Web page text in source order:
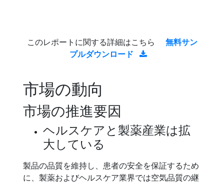
このレポートに関する詳細はこちら
無料サン
プルダウンロード
市場の動向
市場の推進要因
ヘルスケアと製薬産業は拡
大している
製品の品質を維持し、患者の安全を保証するため
に、製薬およびヘルスケア業界では空気品質の継